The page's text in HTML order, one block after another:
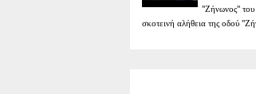
"Ζήνωνος"
σκοτεινή αλήθεια της οδού